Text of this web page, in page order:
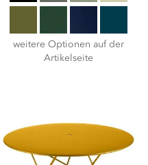
weitere Optionen auf der
Artikelseite